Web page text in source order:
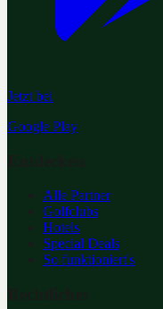
Jetzt bei
Google Play
Alle Partner
Golfclubs
Hotels
Special Deals
So funktioniert's